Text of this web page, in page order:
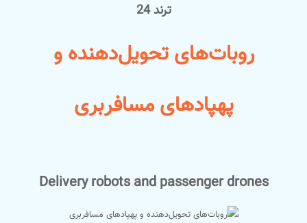
ترند 24
روبات‌های تحویل‌دهنده و
پهپادهای مسافربری
Delivery robots and passenger drones